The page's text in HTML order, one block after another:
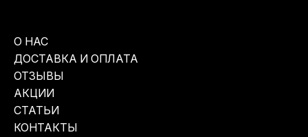
О НАС
ДОСТАВКА И ОПЛАТА
ОТЗЫВЫ
АКЦИИ
СТАТЬИ
КОНТАКТЫ